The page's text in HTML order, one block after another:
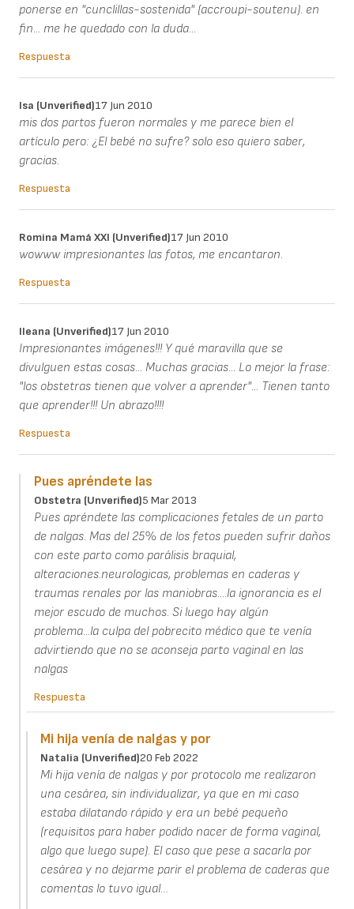
ponerse en "cunclillas-sostenida" (accroupi-soutenu). en
fin... me he quedado con la duda...
Respuesta
Isa (unverified)17 Jun 2010
mis dos partos fueron normales y me parece bien el
artículo pero: ¿El bebé no sufre? solo eso quiero saber,
gracias.
Respuesta
Romina Mamá XXI (unverified)17 Jun 2010
wowww impresionantes las fotos, me encantaron.
Respuesta
Ileana (unverified)17 Jun 2010
Impresionantes imágenes!!! Y qué maravilla que se
divulguen estas cosas... Muchas gracias... Lo mejor la frase:
"los obstetras tienen que volver a aprender"... Tienen tanto
que aprender!!! Un abrazo!!!!
Respuesta
Pues apréndete las
Obstetra (unverified)5 Mar 2013
Pues apréndete las complicaciones fetales de un parto
de nalgas. Mas del 25% de los fetos pueden sufrir daños
con este parto como parálisis braquial,
alteraciones.neurologicas, problemas en caderas y
traumas renales por las maniobras....la ignorancia es el
mejor escudo de muchos. Si luego hay algún
problema...la culpa del pobrecito médico que te venía
advirtiendo que no se aconseja parto vaginal en las
nalgas
Respuesta
Mi hija venía de nalgas y por
Natalia (unverified)20 Feb 2022
Mi hija venía de nalgas y por protocolo me realizaron
una cesárea, sin individualizar, ya que en mi caso
estaba dilatando rápido y era un bebé pequeño
(requisitos para haber podido nacer de forma vaginal,
algo que luego supe). El caso que pese a sacarla por
cesárea y no dejarme parir el problema de caderas que
comentas lo tuvo igual…